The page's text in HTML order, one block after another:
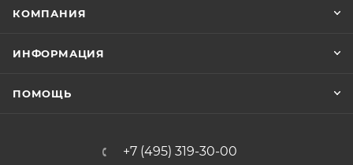
счете после проверки товара на наличие на складе.
оплата выставленного счета.
КОМПАНИЯ
ИНФОРМАЦИЯ
ПОМОЩЬ
+7 (495) 319-30-00